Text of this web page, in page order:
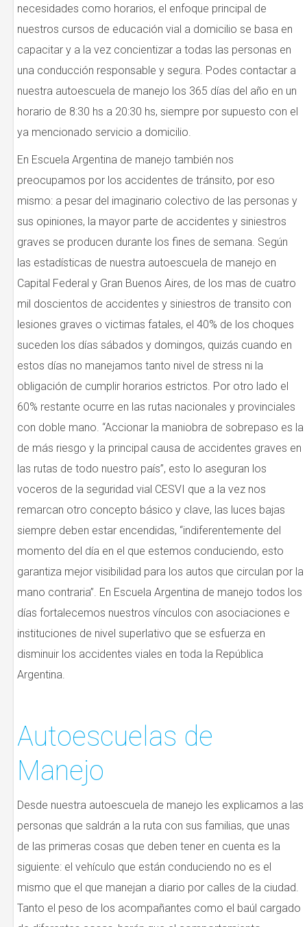
necesidades como horarios, el enfoque principal de
nuestros cursos de educación vial a domicilio se basa en
capacitar y a la vez concientizar a todas las personas en
una conducción responsable y segura. Podes contactar a
nuestra autoescuela de manejo los 365 días del año en un
horario de 8:30 hs a 20:30 hs, siempre por supuesto con el
ya mencionado servicio a domicilio.
En Escuela Argentina de manejo también nos
preocupamos por los accidentes de tránsito, por eso
mismo: a pesar del imaginario colectivo de las personas y
sus opiniones, la mayor parte de accidentes y siniestros
graves se producen durante los fines de semana. Según
las estadísticas de nuestra autoescuela de manejo en
Capital Federal y Gran Buenos Aires, de los mas de cuatro
mil doscientos de accidentes y siniestros de transito con
lesiones graves o victimas fatales, el 40% de los choques
suceden los días sábados y domingos, quizás cuando en
estos días no manejamos tanto nivel de stress ni la
obligación de cumplir horarios estrictos. Por otro lado el
60% restante ocurre en las rutas nacionales y provinciales
con doble mano. “Accionar la maniobra de sobrepaso es la
de más riesgo y la principal causa de accidentes graves en
las rutas de todo nuestro país”, esto lo aseguran los
voceros de la seguridad vial CESVI que a la vez nos
remarcan otro concepto básico y clave, las luces bajas
siempre deben estar encendidas, “indiferentemente del
momento del día en el que estemos conduciendo, esto
garantiza mejor visibilidad para los autos que circulan por la
mano contraria”. En Escuela Argentina de manejo todos los
días fortalecemos nuestros vínculos con asociaciones e
instituciones de nivel superlativo que se esfuerza en
disminuir los accidentes viales en toda la República
Argentina.
Autoescuelas de
Manejo
Desde nuestra autoescuela de manejo les explicamos a las
personas que saldrán a la ruta con sus familias, que unas
de las primeras cosas que deben tener en cuenta es la
siguiente: el vehículo que están conduciendo no es el
mismo que el que manejan a diario por calles de la ciudad.
Tanto el peso de los acompañantes como el baúl cargado